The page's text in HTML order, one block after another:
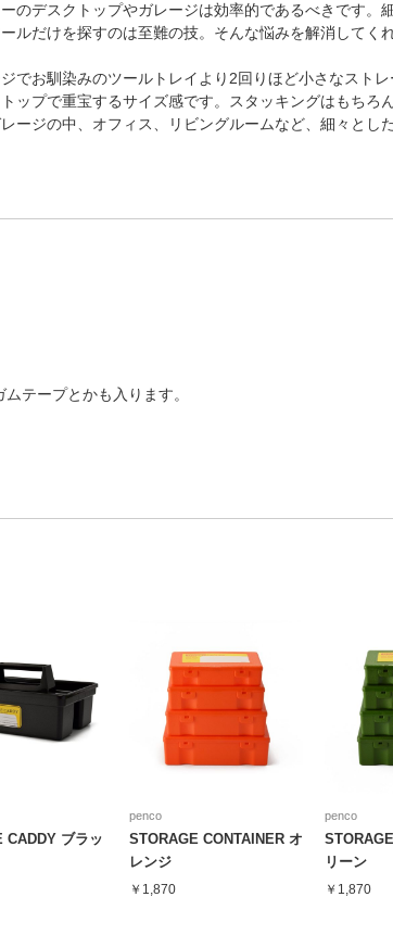
のデスクトップやガレージは効率的であるべきです。
ルだけを探すのは至難の技。そんな悩みを解消してく
でお馴染みのツールトレイより2回りほど小さなスト
ップで重宝するサイズ感です。スタッキングはもちろ
ージの中、オフィス、リビングルームなど、細々とし
テープとかも入ります。
CADDY ブラッ
penco
STORAGE CONTAINER オ
レンジ
￥1,870
penco
リーン
￥1,870